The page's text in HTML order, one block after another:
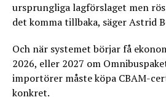
ursprungliga lagförslaget men
det komma tillbaka, säger Astrid
Och när systemet börjar få
2026, eller 2027 om
importörer måste köpa CBAM-
konkret.